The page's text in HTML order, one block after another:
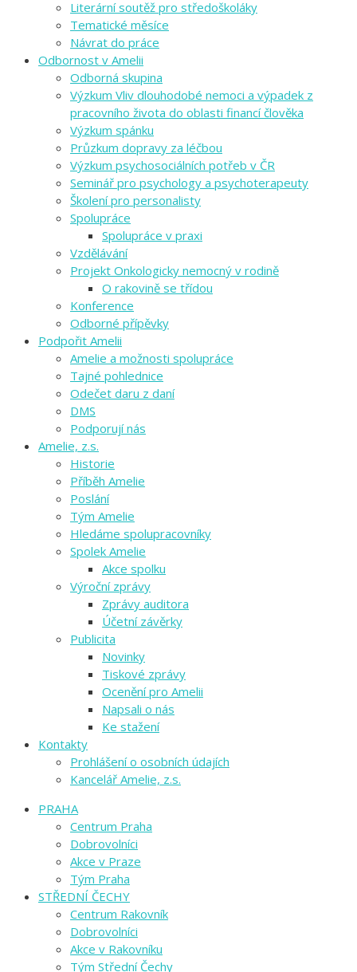
Literární soutěž pro středoškoláky
Tematické měsíce
Návrat do práce
Odbornost v Amelii
Odborná skupina
Výzkum Vliv dlouhodobé nemoci a výpadek z
pracovního života do oblasti financí člověka
Výzkum spánku
Průzkum dopravy za léčbou
Výzkum psychosociálních potřeb v ČR
Seminář pro psychology a psychoterapeuty
Školení pro personalisty
Spolupráce
Spolupráce v praxi
Vzdělávání
Projekt Onkologicky nemocný v rodině
O rakovině se třídou
Konference
Odborné přípěvky
Podpořit Amelii
Amelie a možnosti spolupráce
Tajné pohlednice
Odečet daru z daní
DMS
Podporují nás
Amelie, z.s.
Historie
Příběh Amelie
Poslání
Tým Amelie
Hledáme spolupracovníky
Spolek Amelie
Akce spolku
Výroční zprávy
Zprávy auditora
Účetní závěrky
Publicita
Novinky
Tiskové zprávy
Ocenění pro Amelii
Napsali o nás
Ke stažení
Kontakty
Prohlášení o osobních údajích
Kancelář Amelie, z.s.
PRAHA
Centrum Praha
Dobrovolníci
Akce v Praze
Tým Praha
STŘEDNÍ ČECHY
Centrum Rakovník
Dobrovolníci
Akce v Rakovníku
Tým Střední Čechy